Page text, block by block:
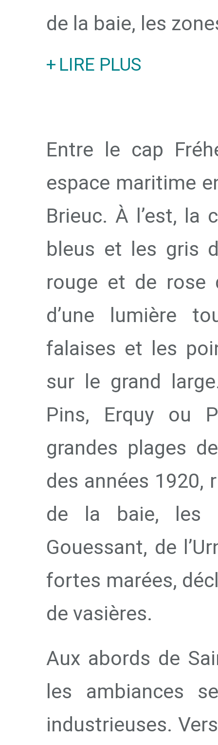
de la baie, les
LIRE PLUS
Entre le cap
espace maritime
Brieuc. À l’est, la
bleus et les gris
rouge et de rose
d’une lumière
falaises et les
sur le grand
Pins, Erquy ou
grandes plages
des années 1920,
de la baie, les
Gouessant, de
fortes marées,
de vasières.
Aux abords de
les ambiances
industrieuses.